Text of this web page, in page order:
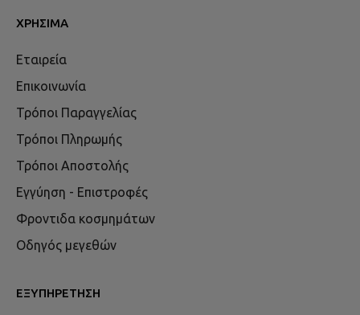
ΧΡΉΣΙΜΑ
Εταιρεία
Επικοινωνία
Τρόποι Παραγγελίας
Τρόποι Πληρωμής
Τρόποι Αποστολής
Εγγύηση - Επιστροφές
Φροντιδα κοσμημάτων
Οδηγός μεγεθών
ΕΞΥΠΗΡΈΤΗΣΗ